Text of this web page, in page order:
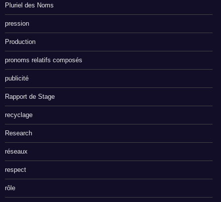
Pluriel des Noms
pression
Production
pronoms relatifs composés
publicité
Rapport de Stage
recyclage
Research
réseaux
respect
rôle